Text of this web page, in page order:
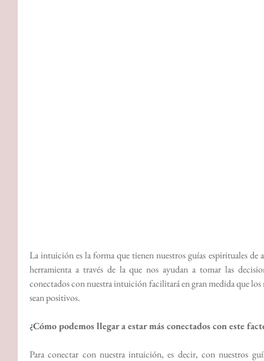
La intuición es la forma que tienen nuestros guías espirituales de
herramienta a través de la que nos ayudan a tomar las
conectados con nuestra intuición facilitará en gran medida que los
sean positivos.
¿Cómo podemos llegar a estar más conectados con este
Para conectar con nuestra intuición, es decir, con nuestros